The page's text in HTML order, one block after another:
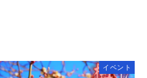
イベント